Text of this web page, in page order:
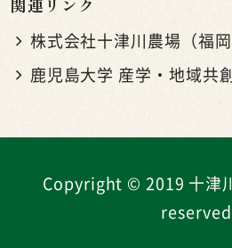
関連リンク
株式会社十津川農場（福岡
鹿児島大学 産学・地域共
Copyright © 2019 十津